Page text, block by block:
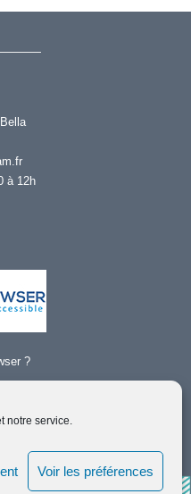
notre service.
Voir les préférences
à 12h
?
-